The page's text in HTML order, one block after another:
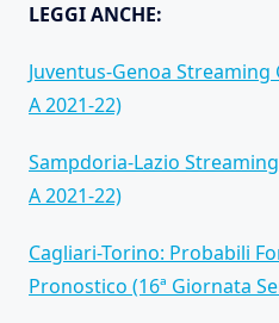
LEGGI ANCHE:
Juventus-Genoa
A 2021-22)
Sampdoria-Lazio
A 2021-22)
Cagliari-Torino: Probabili
Pronostico (16ª Giornata